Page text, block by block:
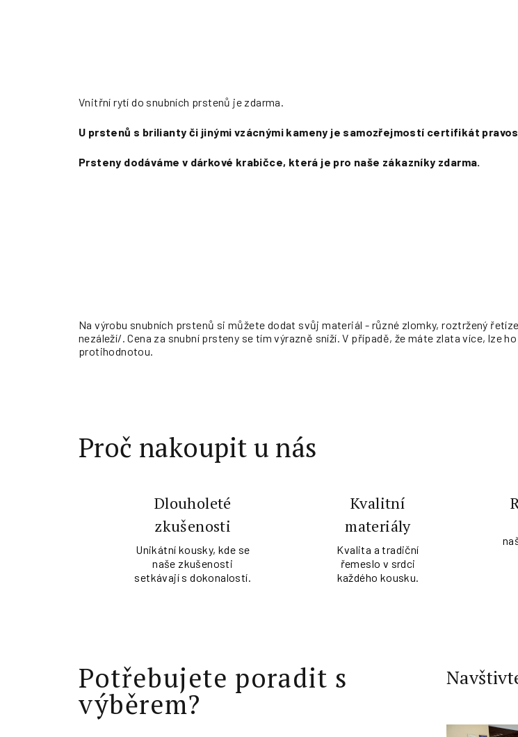
Vnitřní rytí do snubních prstenů je zdarma.
U prstenů s brilianty či jinými vzácnými kameny je samozřejmostí certifikát
Prsteny dodáváme v dárkové krabičce, která je pro naše zákazníky zdarma.
Na výrobu snubních prstenů si můžete dodat svůj materiál - různé zlomky, roztržený
nezáleží/. Cena za snubní prsteny se tím výrazně sníží. V případě, že máte zlata více, lze
protihodnotou.
Proč nakoupit u nás
Dlouholeté
zkušenosti
Unikátní kousky, kde se
naše zkušenosti
setkávají s dokonalostí.
Kvalitní
materiály
Kvalita a tradiční
řemeslo v srdci
každého kousku.
Potřebujete poradit s
výběrem?